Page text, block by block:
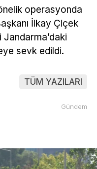
operasyonda
İlkay Çiçek
sevk edildi.
TÜM YAZILARI
Gündem